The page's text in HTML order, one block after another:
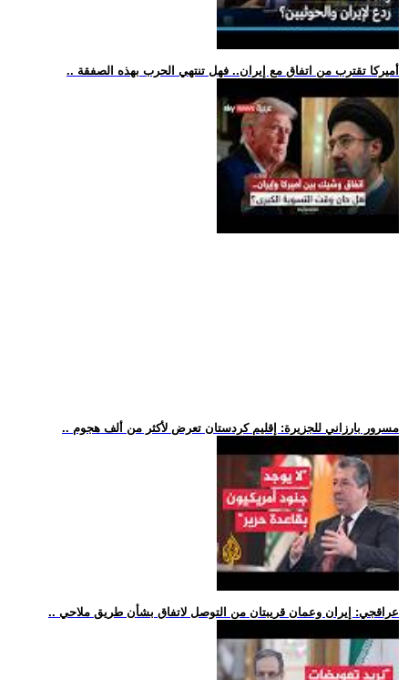
.. أميركا تقترب من اتفاق مع إيران.. فهل تنتهي الحرب بهذه الصفقة
.. مسرور بارزاني للجزيرة: إقليم كردستان تعرض لأكثر من ألف هجوم
.. عراقجي: إيران وعمان قريبتان من التوصل لاتفاق بشأن طريق ملاحي